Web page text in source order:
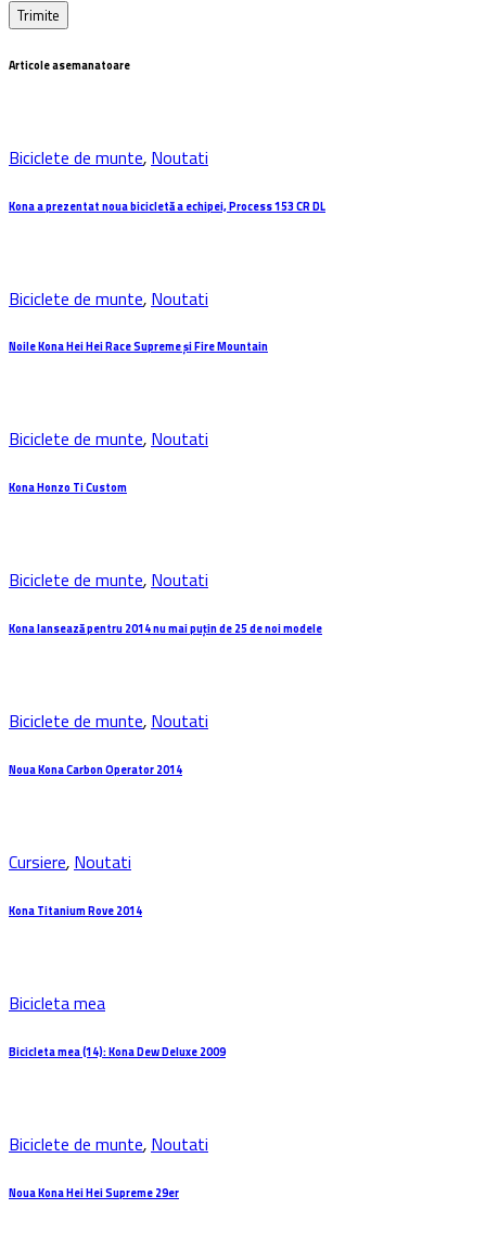
Articole asemanatoare
Biciclete de munte, Noutati
Kona a prezentat noua bicicletă a echipei, Process 153 CR DL
Biciclete de munte, Noutati
Noile Kona Hei Hei Race Supreme și Fire Mountain
Biciclete de munte, Noutati
Kona Honzo Ti Custom
Biciclete de munte, Noutati
Kona lansează pentru 2014 nu mai puțin de 25 de noi modele
Biciclete de munte, Noutati
Noua Kona Carbon Operator 2014
Cursiere, Noutati
Kona Titanium Rove 2014
Bicicleta mea
Bicicleta mea (14): Kona Dew Deluxe 2009
Biciclete de munte, Noutati
Noua Kona Hei Hei Supreme 29er